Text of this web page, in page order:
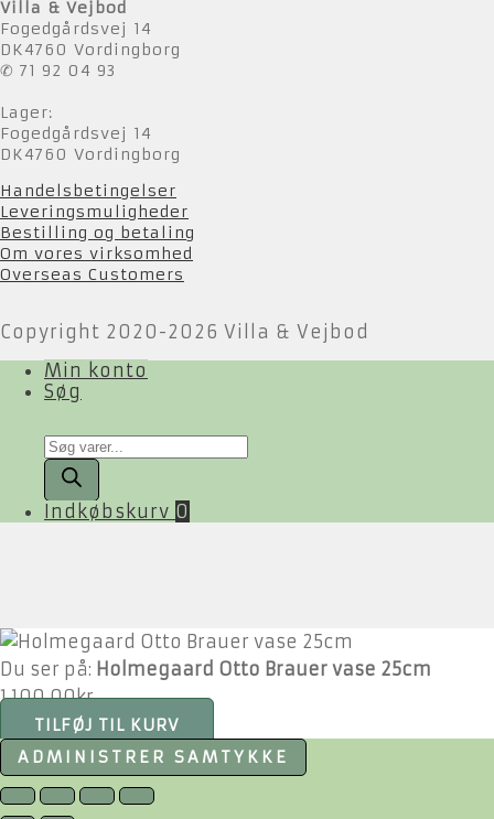
Villa & Vejbod
Fogedgårdsvej 14
DK4760 Vordingborg
✆ 71 92 04 93
Lager:
Fogedgårdsvej 14
DK4760 Vordingborg
Handelsbetingelser
Leveringsmuligheder
Bestilling og betaling
Om vores virksomhed
Overseas Customers
Copyright 2020-2026 Villa & Vejbod
Min konto
Søg
Products
search
Indkøbskurv 0
Du ser på: Holmegaard Otto Brauer vase 25cm
1.100,00kr.
TILFØJ TIL KURV
ADMINISTRER SAMTYKKE